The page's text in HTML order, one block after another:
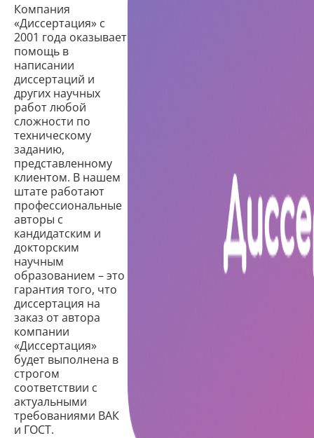
Компания
«Диссертация» с
2001 года оказывает
помощь в
написании
диссертаций и
других научных
работ любой
сложности по
техническому
заданию,
представленному
клиентом. В нашем
штате работают
профессиональные
авторы с
кандидатским и
докторским
научным
образованием – это
гарантия того, что
диссертация на
заказ от автора
компании
«Диссертация»
будет выполнена в
строгом
соответствии с
актуальными
требованиями ВАК
и ГОСТ.